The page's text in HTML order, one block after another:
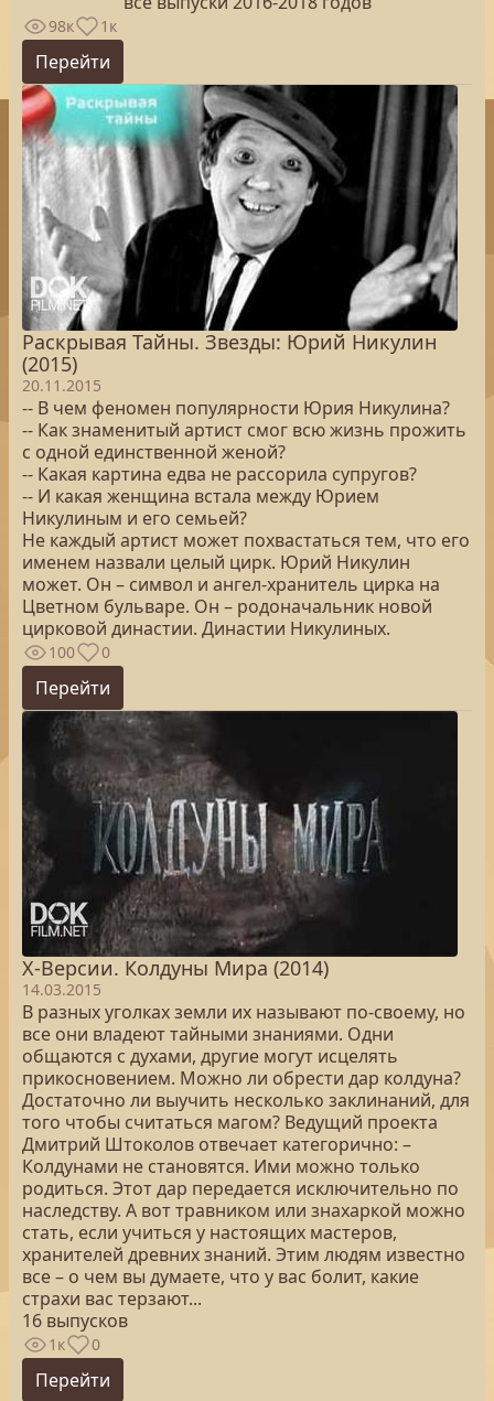
98к 1к
Перейти
Раскрывая Тайны. Звезды: Юрий Никулин
(2015)
20.11.2015
-- В чем феномен популярности Юрия Никулина?
-- Как знаменитый артист смог всю жизнь прожить
с одной единственной женой?
-- Какая картина едва не рассорила супругов?
-- И какая женщина встала между Юрием
Никулиным и его семьей?
Не каждый артист может похвастаться тем, что его
именем назвали целый цирк. Юрий Никулин
может. Он – символ и ангел-хранитель цирка на
Цветном бульваре. Он – родоначальник новой
цирковой династии. Династии Никулиных.
100 0
Перейти
Х-Версии. Колдуны Мира (2014)
14.03.2015
В разных уголках земли их называют по-своему, но
все они владеют тайными знаниями. Одни
общаются с духами, другие могут исцелять
прикосновением. Можно ли обрести дар колдуна?
Достаточно ли выучить несколько заклинаний, для
того чтобы считаться магом? Ведущий проекта
Дмитрий Штоколов отвечает категорично: –
Колдунами не становятся. Ими можно только
родиться. Этот дар передается исключительно по
наследству. А вот травником или знахаркой можно
стать, если учиться у настоящих мастеров,
хранителей древних знаний. Этим людям известно
все – о чем вы думаете, что у вас болит, какие
страхи вас терзают...
16 выпусков
1к 0
Перейти